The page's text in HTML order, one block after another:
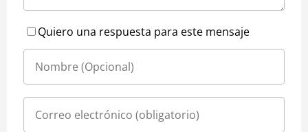
Quiero una respuesta para este mensaje